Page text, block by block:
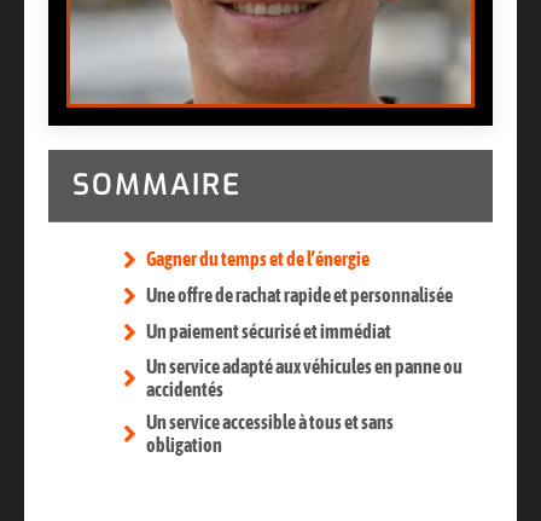
SOMMAIRE
Gagner du temps et de l’énergie
Une offre de rachat rapide et personnalisée
Un paiement sécurisé et immédiat
Un service adapté aux véhicules en panne ou
accidentés
Un service accessible à tous et sans
obligation